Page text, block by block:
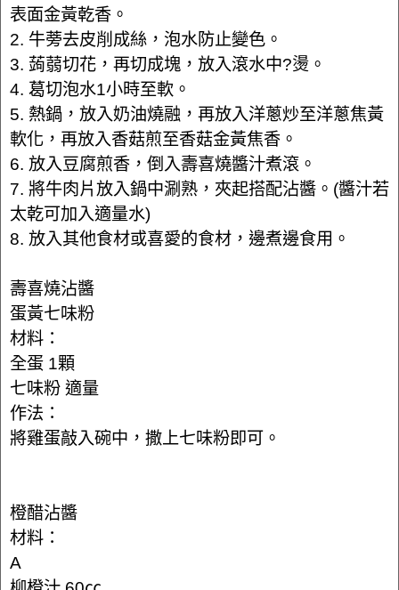
表面金黃乾香。
2. 牛蒡去皮削成絲，泡水防止變色。
3. 蒟蒻切花，再切成塊，放入滾水中?燙。
4. 葛切泡水1小時至軟。
5. 熱鍋，放入奶油燒融，再放入洋蔥炒至洋蔥焦黃
軟化，再放入香菇煎至香菇金黃焦香。
6. 放入豆腐煎香，倒入壽喜燒醬汁煮滾。
7. 將牛肉片放入鍋中涮熟，夾起搭配沾醬。(醬汁若
太乾可加入適量水)
8. 放入其他食材或喜愛的食材，邊煮邊食用。
壽喜燒沾醬
蛋黃七味粉
材料：
全蛋 1顆
七味粉 適量
作法：
將雞蛋敲入碗中，撒上七味粉即可。
橙醋沾醬
材料：
A